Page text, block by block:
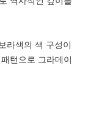
라색의 색 구성이
턴으로 그라데이